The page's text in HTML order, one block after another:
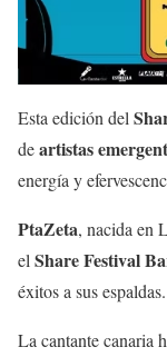
Esta edición del
deartistas
energía y
PtaZeta, nacida en
el Share Festival
éxitos a sus espaldas.
La cantante canaria